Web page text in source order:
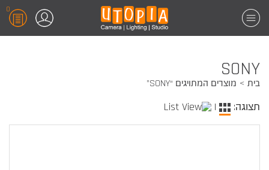
0
SONY
בית מוצרים המתויגים “SONY”
תצוגה: |